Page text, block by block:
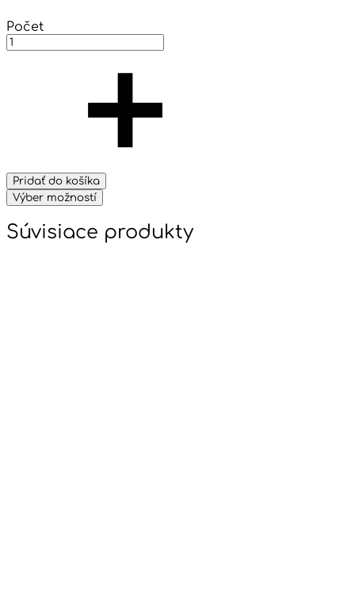
Počet
Pridať do košíka
Výber možností
Súvisiace produkty